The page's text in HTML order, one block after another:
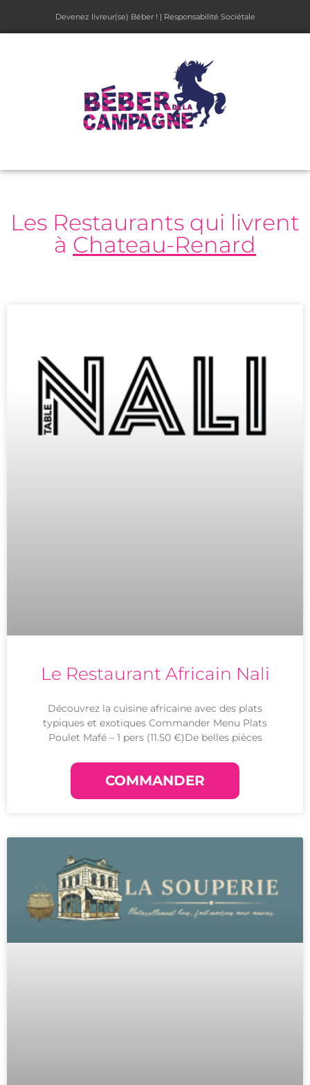
Devenez livreur(se) Béber ! | Responsabilité Sociétale
Les Restaurants qui livrent
à Chateau-Renard
Le Restaurant Africain Nali
Découvrez la cuisine africaine avec des plats
typiques et exotiques Commander Menu Plats
Poulet Mafé – 1 pers (11.50 €)De belles pièces
COMMANDER